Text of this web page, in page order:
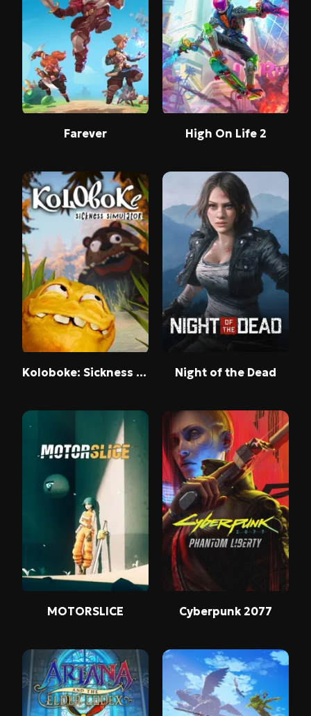
Farever High On Life 2
Koloboke: Sickness Simulator Night of the Dead
MOTORSLICE Cyberpunk 2077